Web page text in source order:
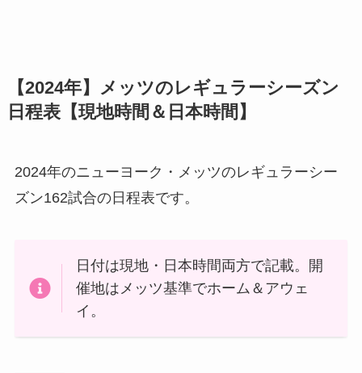
【2024年】メッツのレギュラーシーズン
日程表【現地時間＆日本時間】
2024年のニューヨーク・メッツのレギュラーシー
ズン162試合の日程表です。
日付は現地・日本時間両方で記載。開
催地はメッツ基準でホーム＆アウェ
イ。